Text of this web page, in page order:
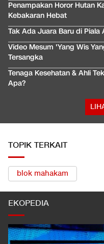
Penampakan Horor Hutan
Kebakaran Hebat
Tak Ada Juara Baru di Piala
Video Mesum 'Yang Wis
Tersangka
Tenaga Kesehatan & Ahli
Apa?
TOPIK TERKAIT
blok mahakam
EKOPEDIA